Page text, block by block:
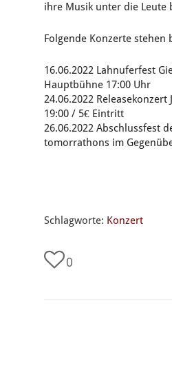
ihre Musik unter die Leute
Folgende Konzerte stehen
16.06.2022 Lahnuferfest
Hauptbühne 17:00 Uhr
24.06.2022 Releasekonzert
19:00 / 5€ Eintritt
26.06.2022 Abschlussfest
tomorrathons im
Schlagworte: Konzert
0